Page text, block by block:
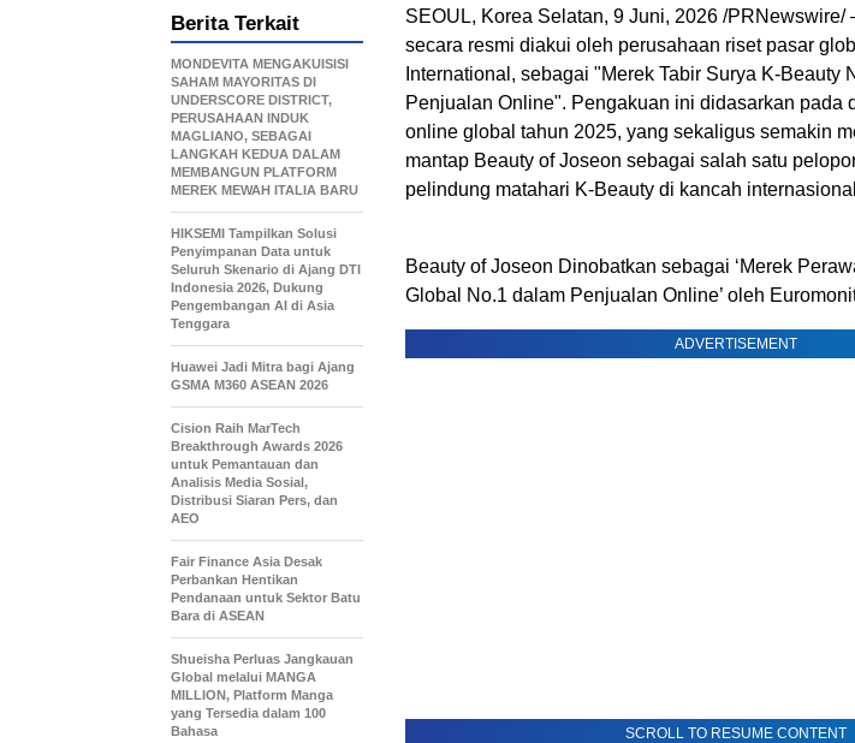
SEOUL, Korea Selatan, 9 Juni, 2026 /
secara resmi diakui oleh perusahaan riset pasar
International, sebagai "Merek Tabir Surya K-Beauty
Penjualan Online". Pengakuan ini didasarkan pada
online global tahun 2025, yang sekaligus semakin
mantap Beauty of Joseon sebagai salah satu
pelindung matahari K-Beauty di kancah
Beauty of Joseon Dinobatkan sebagai ‘Merek
Global No.1 dalam Penjualan Online’ oleh
ADVERTISEMENT
SCROLL TO RESUME CONTENT
Berita Terkait
MONDEVITA MENGAKUISISI
SAHAM MAYORITAS DI
UNDERSCORE DISTRICT,
PERUSAHAAN INDUK
MAGLIANO, SEBAGAI
LANGKAH KEDUA DALAM
MEMBANGUN PLATFORM
MEREK MEWAH ITALIA BARU
HIKSEMI Tampilkan Solusi
Penyimpanan Data untuk
Seluruh Skenario di Ajang DTI
Indonesia 2026, Dukung
Pengembangan AI di Asia
Tenggara
Huawei Jadi Mitra bagi Ajang
GSMA M360 ASEAN 2026
Cision Raih MarTech
Breakthrough Awards 2026
untuk Pemantauan dan
Analisis Media Sosial,
Distribusi Siaran Pers, dan
AEO
Fair Finance Asia Desak
Perbankan Hentikan
Pendanaan untuk Sektor Batu
Bara di ASEAN
Shueisha Perluas Jangkauan
Global melalui MANGA
MILLION, Platform Manga
yang Tersedia dalam 100
Bahasa